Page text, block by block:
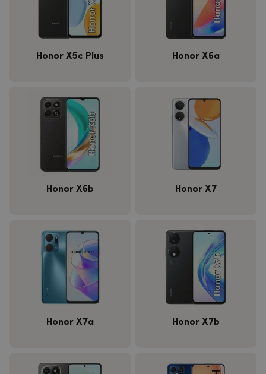
Honor X5c Plus Honor X6a
Honor X6b Honor X7
Honor X7a Honor X7b